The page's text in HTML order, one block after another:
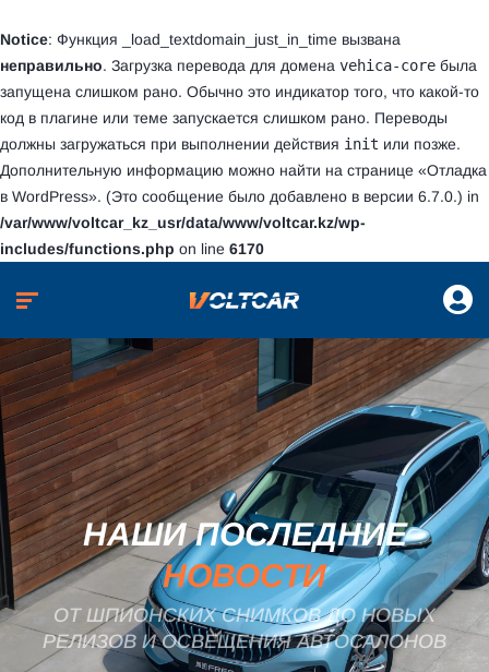
Notice: Функция _load_textdomain_just_in_time вызвана
неправильно. Загрузка перевода для домена vehica-core была
запущена слишком рано. Обычно это индикатор того, что какой-то
код в плагине или теме запускается слишком рано. Переводы
должны загружаться при выполнении действия init или позже.
Дополнительную информацию можно найти на странице «Отладка
в WordPress». (Это сообщение было добавлено в версии 6.7.0.) in
/var/www/voltcar_kz_usr/data/www/voltcar.kz/wp-
includes/functions.php on line 6170
НАШИ ПОСЛЕДНИЕ
НОВОСТИ
ОТ ШПИОНСКИХ СНИМКОВ ДО НОВЫХ
РЕЛИЗОВ И ОСВЕЩЕНИЯ АВТОСАЛОНОВ